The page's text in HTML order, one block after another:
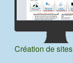
Création de